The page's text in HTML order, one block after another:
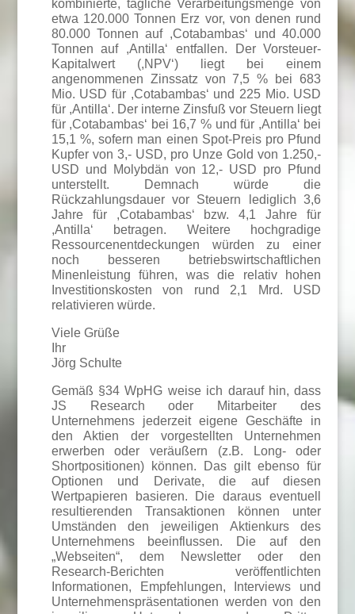
kombinierte, tägliche Verarbeitungsmenge von
etwa 120.000 Tonnen Erz vor, von denen rund
80.000 Tonnen auf ,Cotabambas‘ und 40.000
Tonnen auf ,Antilla‘ entfallen. Der Vorsteuer-
Kapitalwert (,NPV‘) liegt bei einem
angenommenen Zinssatz von 7,5 % bei 683
Mio. USD für ,Cotabambas‘ und 225 Mio. USD
für ,Antilla‘. Der interne Zinsfuß vor Steuern liegt
für ,Cotabambas‘ bei 16,7 % und für ,Antilla‘ bei
15,1 %, sofern man einen Spot-Preis pro Pfund
Kupfer von 3,- USD, pro Unze Gold von 1.250,-
USD und Molybdän von 12,- USD pro Pfund
unterstellt. Demnach würde die
Rückzahlungsdauer vor Steuern lediglich 3,6
Jahre für ,Cotabambas‘ bzw. 4,1 Jahre für
,Antilla‘ betragen. Weitere hochgradige
Ressourcenentdeckungen würden zu einer
noch besseren betriebswirtschaftlichen
Minenleistung führen, was die relativ hohen
Investitionskosten von rund 2,1 Mrd. USD
relativieren würde.
Viele Grüße
Ihr
Jörg Schulte
Gemäß §34 WpHG weise ich darauf hin, dass
JS Research oder Mitarbeiter des
Unternehmens jederzeit eigene Geschäfte in
den Aktien der vorgestellten Unternehmen
erwerben oder veräußern (z.B. Long- oder
Shortpositionen) können. Das gilt ebenso für
Optionen und Derivate, die auf diesen
Wertpapieren basieren. Die daraus eventuell
resultierenden Transaktionen können unter
Umständen den jeweiligen Aktienkurs des
Unternehmens beeinflussen. Die auf den
„Webseiten“, dem Newsletter oder den
Research-Berichten veröffentlichten
Informationen, Empfehlungen, Interviews und
Unternehmenspräsentationen werden von den